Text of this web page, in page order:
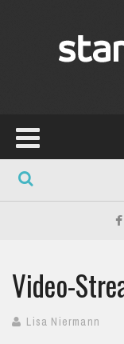
Video-
Lisa Niermann